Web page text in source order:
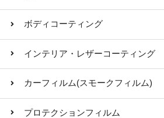
ボディコーティング
インテリア・レザーコーティング
カーフィルム(スモークフィルム)
プロテクションフィルム